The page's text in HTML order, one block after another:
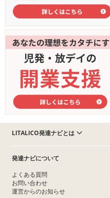
LITALICO発達ナビとは
発達ナビについて
よくある質問
お問い合わせ
運営からのお知らせ